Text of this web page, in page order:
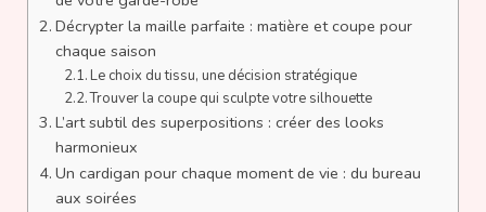
Décrypter la maille parfaite : matière et coupe pour
chaque saison
Le choix du tissu, une décision stratégique
Trouver la coupe qui sculpte votre silhouette
L’art subtil des superpositions : créer des looks
harmonieux
Un cardigan pour chaque moment de vie : du bureau
aux soirées